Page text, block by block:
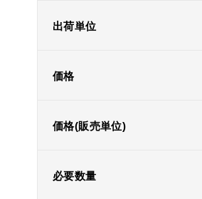
出荷単位
価格
価格(販売単位)
必要数量